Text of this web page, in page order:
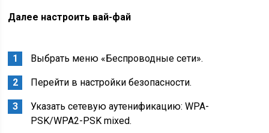
Далее настроить вай-фай
Выбрать меню «Беспроводные сети».
Перейти в настройки безопасности.
Указать сетевую аутенификацию: WPA-
PSK/WPA2-PSK mixed.